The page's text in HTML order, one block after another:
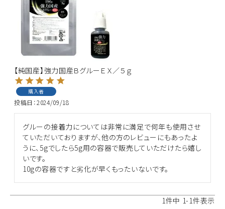
Instagram
ACCOUNT MENU
ようこそ ゲスト 様
meeting_room ログイン
【純国産】強力国産ＢグルーＥＸ／５ｇ
購入者
投稿日 2024/09/18
グルーの接着力については非常に満足で何年も使用させ
ていただいておりますが、他の方のレビューにもあったよ
うに、5gでしたら5g用の容器で販売していただけたら嬉し
いです。
10gの容器ですと劣化が早くもったいないです。
1件中 1-1件表示